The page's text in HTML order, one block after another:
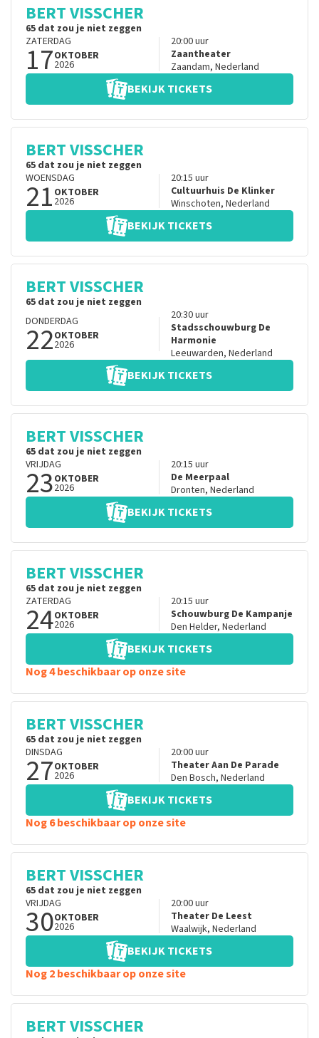
BERT VISSCHER
65 dat zou je niet zeggen
ZATERDAG
17OKTOBER
2026
20:00uur
Zaantheater
Zaandam, Nederland
BEKIJK TICKETS
BERT VISSCHER
65 dat zou je niet zeggen
WOENSDAG
21 OKTOBER
2026
20:15 uur
Cultuurhuis De Klinker
Winschoten, Nederland
BEKIJK TICKETS
BERT VISSCHER
65 dat zou je niet zeggen
DONDERDAG
22OKTOBER
2026
20:30uur
Stadsschouwburg De
Harmonie
Leeuwarden, Nederland
BEKIJK TICKETS
BERT VISSCHER
65 dat zou je niet zeggen
VRIJDAG
23OKTOBER
2026
20:15 uur
De Meerpaal
Dronten, Nederland
BEKIJK TICKETS
BERT VISSCHER
65 dat zou je niet zeggen
ZATERDAG
24OKTOBER
2026
20:15 uur
Schouwburg De Kampanje
Den Helder, Nederland
BEKIJK TICKETS
Nog 4 beschikbaar op onze site
BERT VISSCHER
65 dat zou je niet zeggen
DINSDAG
27OKTOBER
2026
20:00uur
Theater Aan De Parade
Den Bosch, Nederland
BEKIJK TICKETS
Nog 6 beschikbaar op onze site
BERT VISSCHER
65 dat zou je niet zeggen
VRIJDAG
30OKTOBER
2026
20:00uur
Theater De Leest
Waalwijk, Nederland
BEKIJK TICKETS
Nog 2 beschikbaar op onze site
BERT VISSCHER